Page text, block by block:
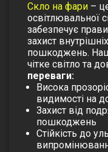
Скло на фари –
освітлювальної
забезпечує
захист
пошкоджень.
чітке світло та
переваги:
Висока
видимості на
Захист від
пошкоджень
Стійкість до